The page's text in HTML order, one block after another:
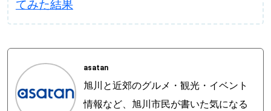
てみた結果
asatan
旭川と近郊のグルメ・観光・イベント
情報など、旭川市民が書いた気になる